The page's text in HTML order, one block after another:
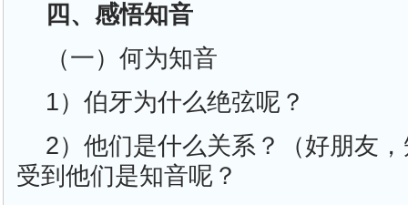
四、感悟知音
（一）何为知音
1）伯牙为什么绝弦呢？
2）他们是什么关系？（好朋友
受到他们是知音呢？